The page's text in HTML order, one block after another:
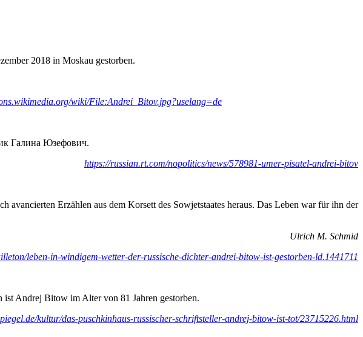
2018 in Moskau gestorben.
wiki/File:Andrei_Bitov.jpg?uselang=de
Галина Юзефович.
https://russian.rt.com/nopolitics/news/578981-umer-pisatel-andrei-bitov
Erzählen aus dem Korsett des Sowjetstaates heraus. Das Leben war für ihn der
Ulrich M. Schmid
leben-in-windigem-wetter-der-russische-dichter-andrei-bitow-ist-gestorben-ld.1441711
ist Andrej Bitow im Alter von 81 Jahren gestorben.
kultur/das-puschkinhaus-russischer-schriftsteller-andrej-bitow-ist-tot/23715226.html